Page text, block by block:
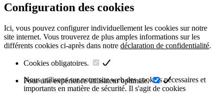
Configuration des cookies
Ici, vous pouvez configurer individuellement les cookies sur notre
site internet. Vous trouverez de plus amples informations sur les
différents cookies ci-après dans notre déclaration de confidentialité.
Cookies obligatoires.
Nous utilisons sur notre site web des cookies nécessaires et
importants en matière de sécurité. Il s'agit de cookies
Pour une expérience utilisateur optimale.